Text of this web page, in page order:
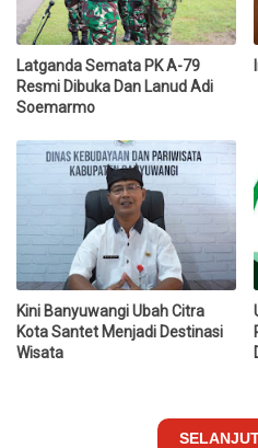
Latganda Semata PK A-79
Resmi Dibuka Dan Lanud Adi
Soemarmo
Kini Banyuwangi Ubah Citra
Kota Santet Menjadi Destinasi
Wisata